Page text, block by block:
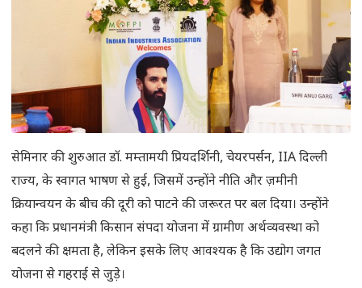
सेमिनार की शुरुआत डॉ. मम्तामयी प्रियदर्शिनी, चेयरपर्सन, IIA दिल्ली
राज्य, के स्वागत भाषण से हुई, जिसमें उन्होंने नीति और ज़मीनी
क्रियान्वयन के बीच की दूरी को पाटने की जरूरत पर बल दिया। उन्होंने
कहा कि प्रधानमंत्री किसान संपदा योजना में ग्रामीण अर्थव्यवस्था को
बदलने की क्षमता है, लेकिन इसके लिए आवश्यक है कि उद्योग जगत
योजना से गहराई से जुड़े।